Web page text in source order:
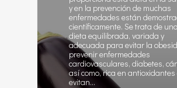
y en la prevención de muchas
enfermedades están
científicamente. Se trata de una
dieta equilibrada, variada y
adecuada para evitar la
prevenir enfermedades
cardiovasculares, diabetes,
así como, rica en
evitan…